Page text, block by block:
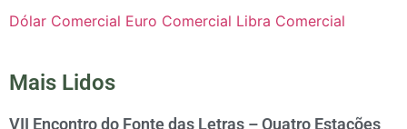
Dólar Comercial Euro Comercial Libra Comercial
Mais Lidos
VII Encontro do Fonte das Letras – Quatro Estações